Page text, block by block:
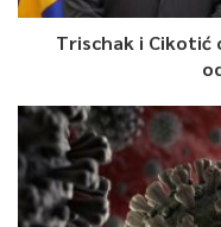
Trischak i Cikotić